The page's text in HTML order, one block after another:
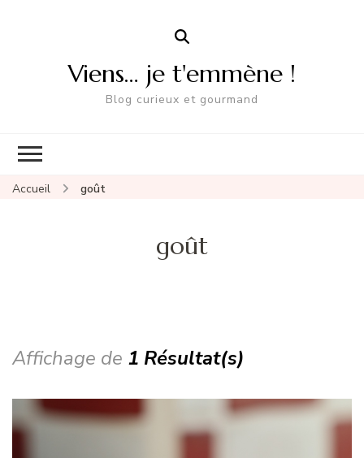
Viens… je t'emmène !
Blog curieux et gourmand
Accueil goût
goût
Affichage de 1 Résultat(s)